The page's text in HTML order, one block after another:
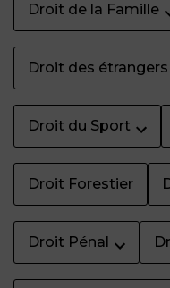
Droit de la Famille
Droit des
Droit du Sport
Droit Forestier
Droit Pénal